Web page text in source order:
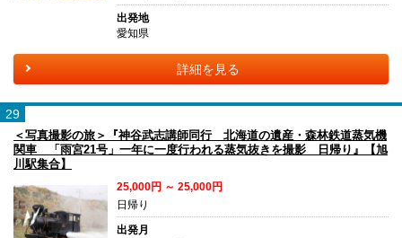
出発地
愛知県
詳細を見る
29
＜写真撮影の旅＞『神谷武志講師同行 北海道の遺産・森林鉄道蒸気機
関車 「雨宮21号」一年に一度行われる蒸気抜きを撮影 日帰り』【旭
川駅集合】
25,000円 ～ 25,000円
日帰り
出発月